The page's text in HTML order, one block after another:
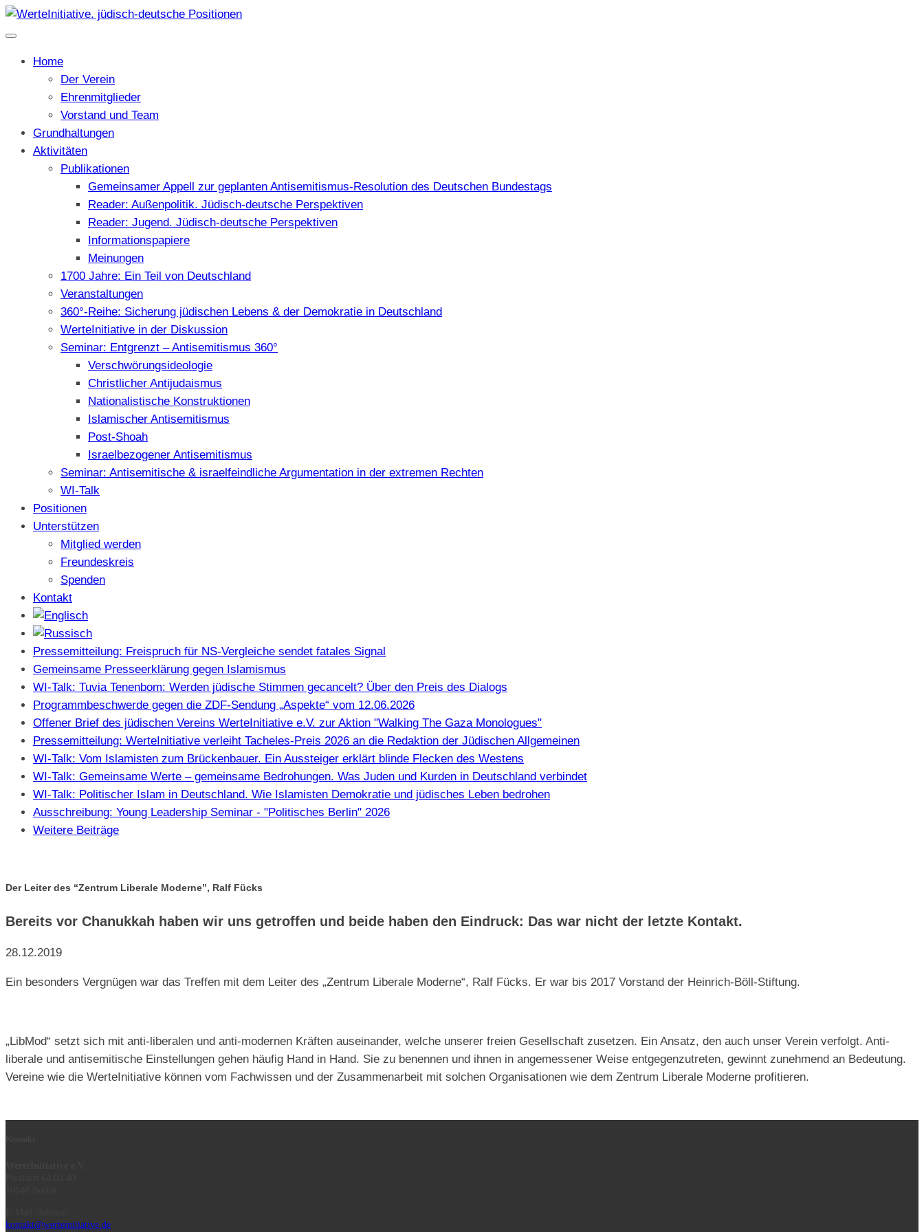
Home
Der Verein
Ehrenmitglieder
Vorstand und Team
Grundhaltungen
Aktivitäten
Publikationen
Gemeinsamer Appell zur geplanten Antisemitismus-Resolution des Deutschen Bundestags
Reader: Außenpolitik. Jüdisch-deutsche Perspektiven
Reader: Jugend. Jüdisch-deutsche Perspektiven
Informationspapiere
Meinungen
1700 Jahre: Ein Teil von Deutschland
Veranstaltungen
360°-Reihe: Sicherung jüdischen Lebens & der Demokratie in Deutschland
WerteInitiative in der Diskussion
Seminar: Entgrenzt – Antisemitismus 360°
Verschwörungsideologie
Christlicher Antijudaismus
Nationalistische Konstruktionen
Islamischer Antisemitismus
Post-Shoah
Israelbezogener Antisemitismus
Seminar: Antisemitische & israelfeindliche Argumentation in der extremen Rechten
WI-Talk
Positionen
Unterstützen
Mitglied werden
Freundeskreis
Spenden
Kontakt
Pressemitteilung: Freispruch für NS-Vergleiche sendet fatales Signal
Gemeinsame Presseerklärung gegen Islamismus
WI-Talk: Tuvia Tenenbom: Werden jüdische Stimmen gecancelt? Über den Preis des Dialogs
Programmbeschwerde gegen die ZDF-Sendung „Aspekte“ vom 12.06.2026
Offener Brief des jüdischen Vereins WerteInitiative e.V. zur Aktion "Walking The Gaza Monologues"
Pressemitteilung: WerteInitiative verleiht Tacheles-Preis 2026 an die Redaktion der Jüdischen Allgemeinen
WI-Talk: Vom Islamisten zum Brückenbauer. Ein Aussteiger erklärt blinde Flecken des Westens
WI-Talk: Gemeinsame Werte – gemeinsame Bedrohungen. Was Juden und Kurden in Deutschland verbindet
WI-Talk: Politischer Islam in Deutschland. Wie Islamisten Demokratie und jüdisches Leben bedrohen
Ausschreibung: Young Leadership Seminar - "Politisches Berlin" 2026
Weitere Beiträge
Der Leiter des “Zentrum Liberale Moderne”, Ralf Fücks
Bereits vor Chanukkah haben wir uns getroffen und beide haben den Eindruck: Das war nicht der letzte Kontakt.
28.12.2019
Ein besonders Vergnügen war das Treffen mit dem Leiter des „Zentrum Liberale Moderne“, Ralf Fücks. Er war bis 2017 Vorstand der Heinrich-Böll-Stiftung.
„LibMod“ setzt sich mit anti-liberalen und anti-modernen Kräften auseinander, welche unserer freien Gesellschaft zusetzen. Ein Ansatz, den auch unser Verein verfolgt. Anti-
liberale und antisemitische Einstellungen gehen häufig Hand in Hand. Sie zu benennen und ihnen in angemessener Weise entgegenzutreten, gewinnt zunehmend an Bedeutung.
Vereine wie die WerteInitiative können vom Fachwissen und der Zusammenarbeit mit solchen Organisationen wie dem Zentrum Liberale Moderne profitieren.
kontakt@werteinitiative.de